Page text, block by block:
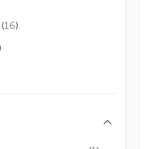
16)